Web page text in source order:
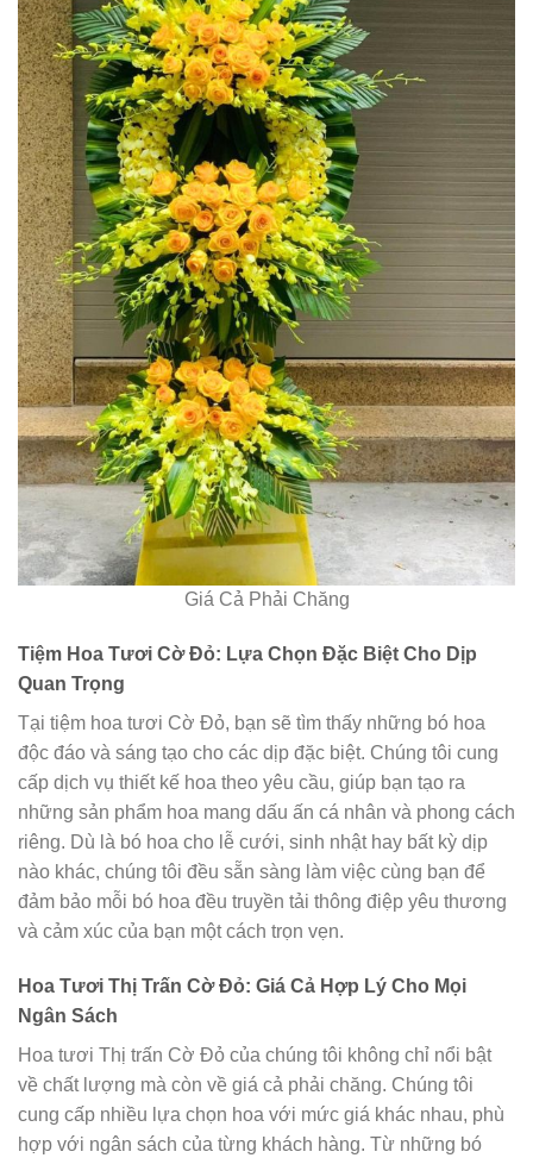
Giá Cả Phải Chăng
Tiệm Hoa Tươi Cờ Đỏ: Lựa Chọn Đặc Biệt Cho Dịp
Quan Trọng
Tại tiệm hoa tươi Cờ Đỏ, bạn sẽ tìm thấy những bó hoa
độc đáo và sáng tạo cho các dịp đặc biệt. Chúng tôi cung
cấp dịch vụ thiết kế hoa theo yêu cầu, giúp bạn tạo ra
những sản phẩm hoa mang dấu ấn cá nhân và phong cách
riêng. Dù là bó hoa cho lễ cưới, sinh nhật hay bất kỳ dịp
nào khác, chúng tôi đều sẵn sàng làm việc cùng bạn để
đảm bảo mỗi bó hoa đều truyền tải thông điệp yêu thương
và cảm xúc của bạn một cách trọn vẹn.
Hoa Tươi Thị Trấn Cờ Đỏ: Giá Cả Hợp Lý Cho Mọi
Ngân Sách
Hoa tươi Thị trấn Cờ Đỏ của chúng tôi không chỉ nổi bật
về chất lượng mà còn về giá cả phải chăng. Chúng tôi
cung cấp nhiều lựa chọn hoa với mức giá khác nhau, phù
hợp với ngân sách của từng khách hàng. Từ những bó